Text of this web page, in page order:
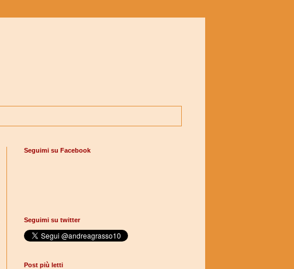
Seguimi su Facebook
Seguimi su twitter
Post più letti